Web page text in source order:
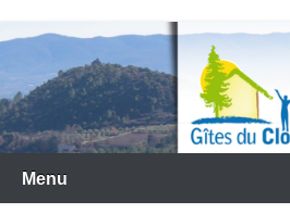
au
contenu
Gites en
Menu